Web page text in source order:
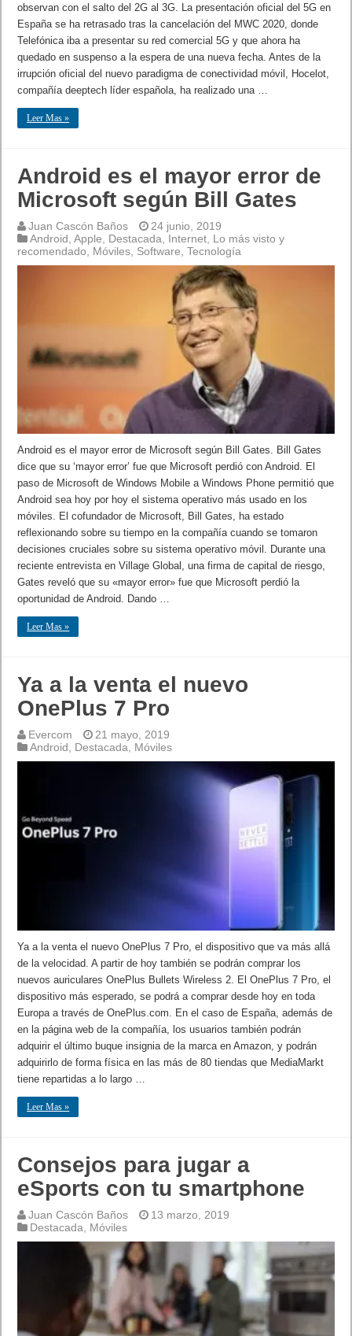
observan con el salto del 2G al 3G. La presentación oficial del 5G en
España se ha retrasado tras la cancelación del MWC 2020, donde
Telefónica iba a presentar su red comercial 5G y que ahora ha
quedado en suspenso a la espera de una nueva fecha. Antes de la
irrupción oficial del nuevo paradigma de conectividad móvil, Hocelot,
compañía deeptech líder española, ha realizado una …
Leer Mas »
Android es el mayor error de
Microsoft según Bill Gates
Juan Cascón Baños
24 junio, 2019
Android ,Apple Destacada Internet Lo más visto y
recomendado
Móviles Software ,Tecnología
Android es el mayor error de Microsoft según Bill Gates. Bill Gates
dice que su ‘mayor error’ fue que Microsoft perdió con Android. El
paso de Microsoft de Windows Mobile a Windows Phone permitió que
Android sea hoy por hoy el sistema operativo más usado en los
móviles. El cofundador de Microsoft, Bill Gates, ha estado
reflexionando sobre su tiempo en la compañía cuando se tomaron
decisiones cruciales sobre su sistema operativo móvil. Durante una
reciente entrevista en Village Global, una firma de capital de riesgo,
Gates reveló que su «mayor error» fue que Microsoft perdió la
oportunidad de Android. Dando …
Leer Mas »
Ya a la venta el nuevo
OnePlus 7 Pro
Evercom
21 mayo, 2019
Android, Destacada, Móviles
Ya a la venta el nuevo OnePlus 7 Pro, el dispositivo que va más allá
de la velocidad. A partir de hoy también se podrán comprar los
nuevos auriculares OnePlus Bullets Wireless 2. El OnePlus 7 Pro, el
dispositivo más esperado, se podrá a comprar desde hoy en toda
Europa a través de OnePlus.com. En el caso de España, además de
en la página web de la compañía, los usuarios también podrán
adquirir el último buque insignia de la marca en Amazon, y podrán
adquirirlo de forma física en las más de 80 tiendas que MediaMarkt
tiene repartidas a lo largo …
Leer Mas »
Consejos para jugar a
eSports con tu smartphone
Juan Cascón Baños
13 marzo, 2019
Destacada
Móviles